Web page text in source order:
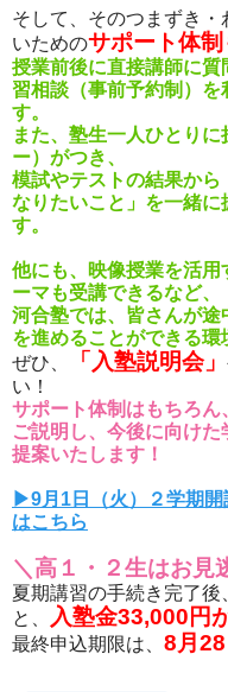
そして、そのつまずき
いためのサポート体
授業前後に直接講師に
習相談（事前予約制）を
す。
また、塾生一人ひとり
ー）がつき、
模試やテストの結果か
なりたいこと」を一緒に
す。
他にも、映像授業を活
ーマも受講できるなど、
河合塾では、皆さんが
を進めることができる環
ぜひ、
「入塾説明会」
い！
サポート体制はもちろん
ご説明し、今後に向け
提案いたします！
▶9月1日（火）２学期
はこちら
＼高１・２生はお見
夏期講習の手続き完了
と、
入塾金33,000円
最終申込期限は、 8月